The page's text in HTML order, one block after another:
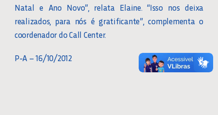
Natal e Ano Novo”, relata Elaine. “Isso nos deixa
realizados, para nós é gratificante”, complementa o
coordenador do Call Center.
P-A – 16/10/2012